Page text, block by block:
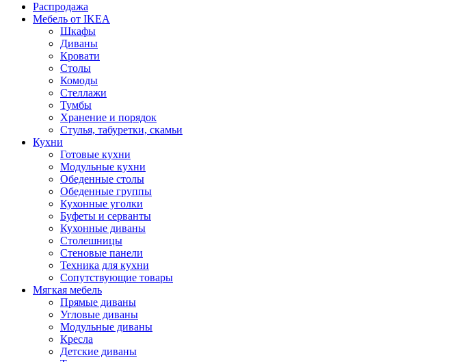
Распродажа
Мебель от IKEA
Шкафы
Диваны
Кровати
Столы
Комоды
Стеллажи
Тумбы
Хранение и порядок
Стулья, табуретки, скамьи
Кухни
Готовые кухни
Модульные кухни
Обеденные столы
Обеденные группы
Кухонные уголки
Буфеты и серванты
Кухонные диваны
Столешницы
Стеновые панели
Техника для кухни
Сопутствующие товары
Мягкая мебель
Прямые диваны
Угловые диваны
Модульные диваны
Кресла
Детские диваны